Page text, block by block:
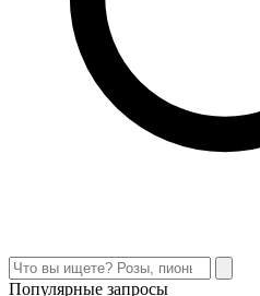
Популярные запросы